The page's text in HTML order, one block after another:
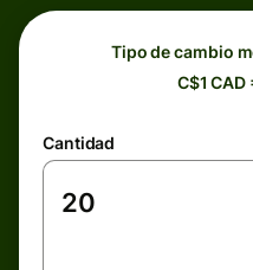
Tipo de cambio
C$1 CAD
Cantidad